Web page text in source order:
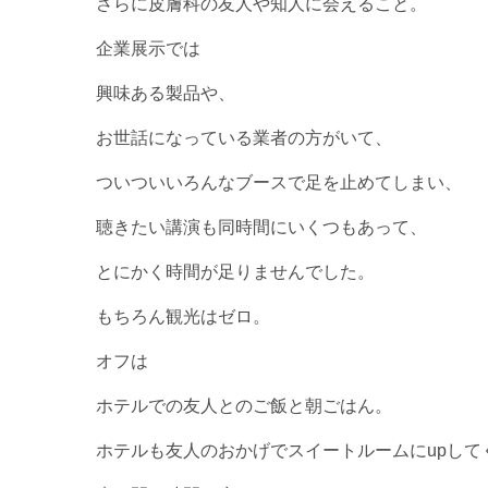
企業展示では
興味ある製品や、
お世話になっている業者の方がいて、
ついついいろんなブースで足を止めてしまい、
聴きたい講演も同時間にいくつもあって、
とにかく時間が足りませんでした。
もちろん観光はゼロ。
オフは
ホテルでの友人とのご飯と朝ごはん。
ホテルも友人のおかげでスイートルームにupして